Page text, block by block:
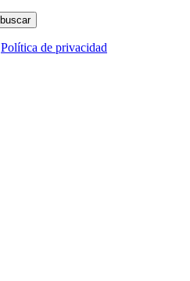
Política de privacidad